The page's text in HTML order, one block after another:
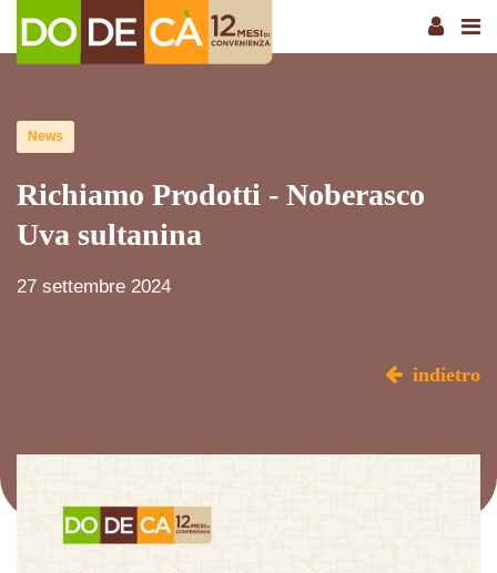
News
Richiamo Prodotti - Noberasco
Uva sultanina
27 settembre 2024
indietro